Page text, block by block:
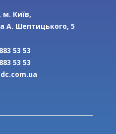
м. Київ,
А. Шептицького, 5
53 53
53 53